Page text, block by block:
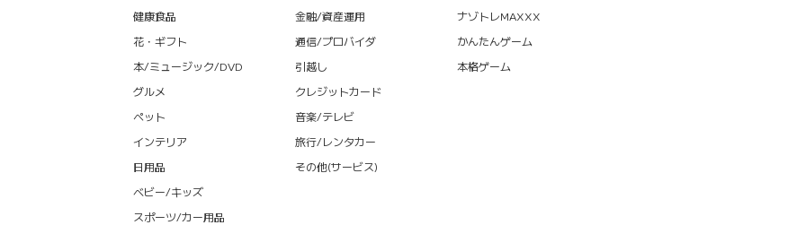
健康食品
花・ギフト
本/ミュージック/DVD
グルメ
ペット
インテリア
日用品
ベビー/キッズ
スポーツ/カー用品
金融/資産運用
通信/プロバイダ
引越し
クレジットカード
音楽/テレビ
旅行/レンタカー
その他(サービス)
ナゾトレMAXXX
かんたんゲーム
本格ゲーム